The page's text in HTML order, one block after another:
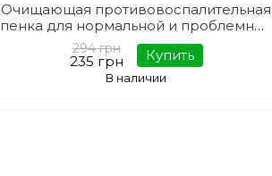
Очищающая противовоспалительная
пенка для нормальной и проблемной
кожи лица Chaban 150 мл
294 грн
235 грн Купить
В наличии